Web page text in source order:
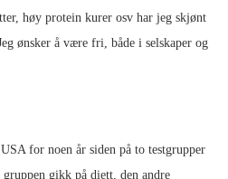
høy protein kurer osv har jeg skjønt
ønsker å være fri, både i selskaper og
for noen år siden på to testgrupper
gikk på diett, den andre